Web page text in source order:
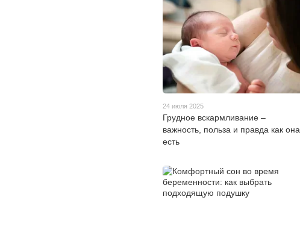
24 июля 2025
Грудное вскармливание –
важность, польза и правда как она
есть